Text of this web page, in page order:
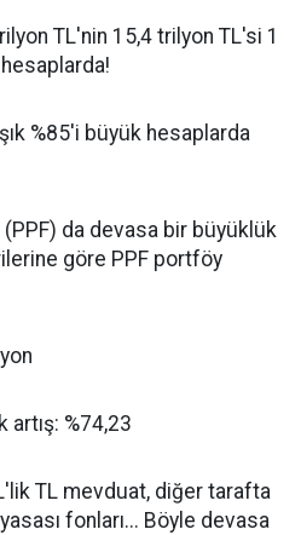
TL'nin 15,4 trilyon TL'si 1
%85'i büyük hesaplarda
(PPF) da devasa bir büyüklük
göre PPF portföy
artış: %74,23
TL mevduat, diğer tarafta
fonları... Böyle devasa